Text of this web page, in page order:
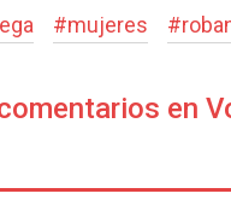
#mujeres #
en